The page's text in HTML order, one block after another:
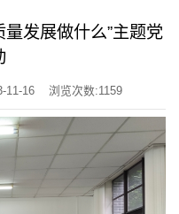
发展做什么”主题党
11-16 浏览次数:1159